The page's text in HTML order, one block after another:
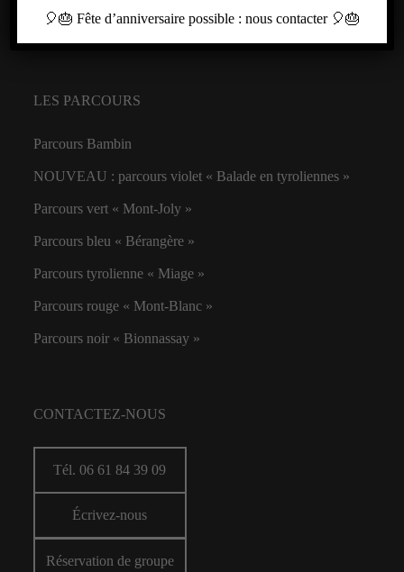
Téléchargez le règlement intérieur du parc
LES PARCOURS
Parcours Bambin
NOUVEAU : parcours violet « Balade en tyroliennes »
Parcours vert « Mont-Joly »
Parcours bleu « Bérangère »
Parcours tyrolienne « Miage »
Parcours rouge « Mont-Blanc »
Parcours noir « Bionnassay »
CONTACTEZ-NOUS
Tél. 06 61 84 39 09
Écrivez-nous
Réservation de groupe
🎈🎂 Fête d’anniversaire possible : nous contacter 🎈🎂